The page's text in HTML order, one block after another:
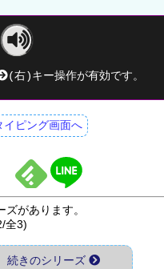
(右)キー操作が有効です。
イピング画面へ
があります。
全3)
続きのシリーズ